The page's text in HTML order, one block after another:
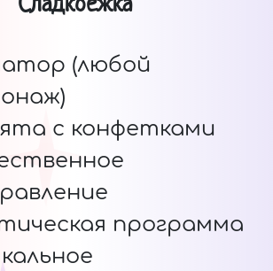
(любой
с конфетками
программа